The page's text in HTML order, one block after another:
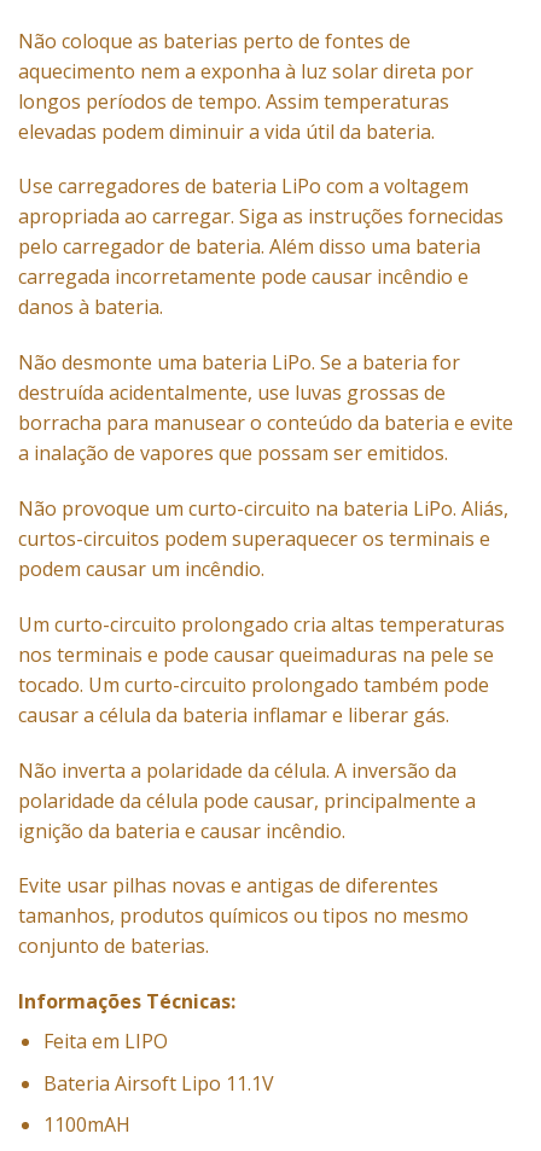
Não coloque as baterias perto de fontes de
aquecimento nem a exponha à luz solar direta por
longos períodos de tempo. Assim temperaturas
elevadas podem diminuir a vida útil da bateria.
Use carregadores de bateria LiPo com a voltagem
apropriada ao carregar. Siga as instruções fornecidas
pelo carregador de bateria. Além disso uma bateria
carregada incorretamente pode causar incêndio e
danos à bateria.
Não desmonte uma bateria LiPo. Se a bateria for
destruída acidentalmente, use luvas grossas de
borracha para manusear o conteúdo da bateria e evite
a inalação de vapores que possam ser emitidos.
Não provoque um curto-circuito na bateria LiPo. Aliás,
curtos-circuitos podem superaquecer os terminais e
podem causar um incêndio.
Um curto-circuito prolongado cria altas temperaturas
nos terminais e pode causar queimaduras na pele se
tocado. Um curto-circuito prolongado também pode
causar a célula da bateria inflamar e liberar gás.
Não inverta a polaridade da célula. A inversão da
polaridade da célula pode causar, principalmente a
ignição da bateria e causar incêndio.
Evite usar pilhas novas e antigas de diferentes
tamanhos, produtos químicos ou tipos no mesmo
conjunto de baterias.
Informações Técnicas:
Feita em LIPO
Bateria Airsoft Lipo 11.1V
1100mAH